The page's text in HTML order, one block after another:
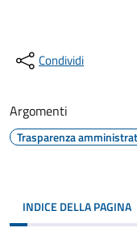
Condividi
Argomenti
Trasparenza
INDICE DELLA PAGINA